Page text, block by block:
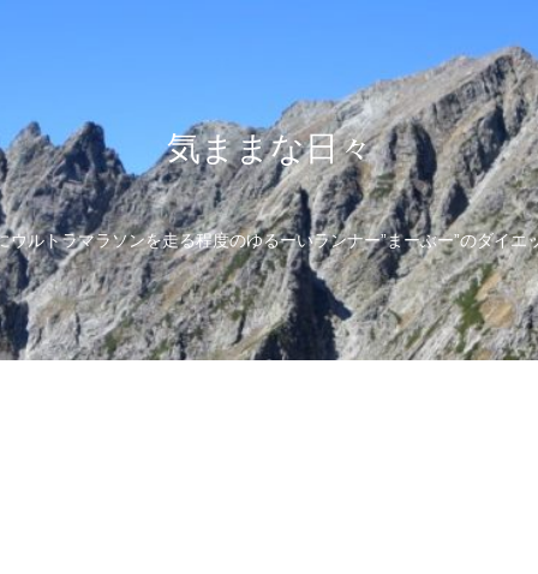
気ままな日々
ウルトラマラソンを走る程度のゆるーいランナー”まーぶー”のダイエ